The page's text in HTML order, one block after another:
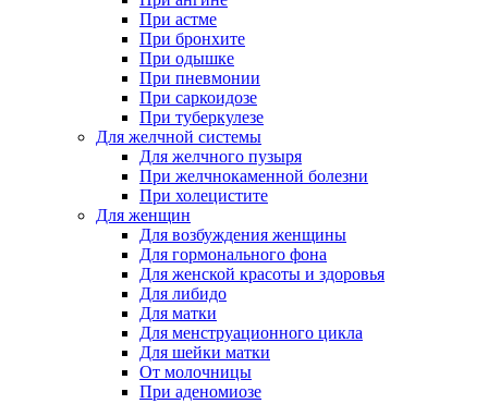
При астме
При бронхите
При одышке
При пневмонии
При саркоидозе
При туберкулезе
Для желчной системы
Для желчного пузыря
При желчнокаменной болезни
При холецистите
Для женщин
Для возбуждения женщины
Для гормонального фона
Для женской красоты и здоровья
Для либидо
Для матки
Для менструационного цикла
Для шейки матки
От молочницы
При аденомиозе